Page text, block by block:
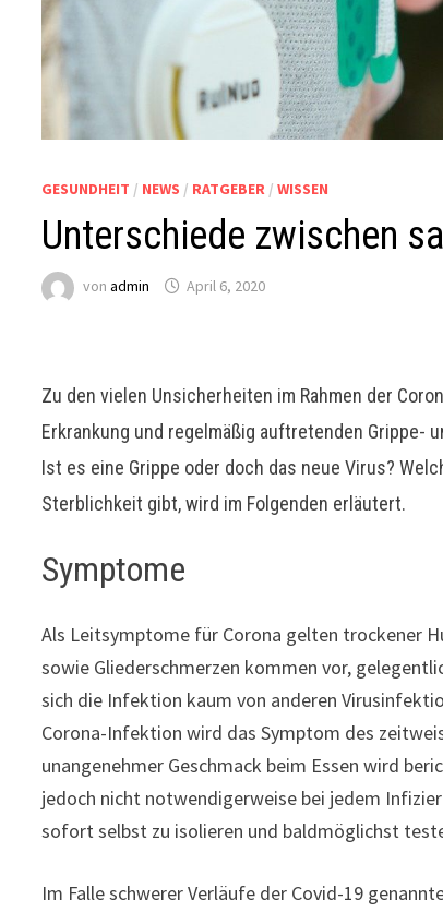
GESUNDHEIT / NEWS / RATGEBER /WISSEN
Unterschiede zwischen
vonadmin April 6, 2020
Zu den vielen Unsicherheiten im Rahmen der
Erkrankung und regelmäßig auftretenden Grippe-
Ist es eine Grippe oder doch das neue Virus?
Sterblichkeit gibt, wird im Folgenden erläutert.
Symptome
Als Leitsymptome für Corona gelten trockener
sowie Gliederschmerzen kommen vor,
sich die Infektion kaum von anderen
Corona-Infektion wird das Symptom des
unangenehmer Geschmack beim Essen wird
jedoch nicht notwendigerweise bei jedem
sofort selbst zu isolieren und baldmöglichst
Im Falle schwerer Verläufe der Covid-19